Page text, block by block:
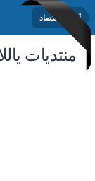
أخبار الإقتصاد
منتديات